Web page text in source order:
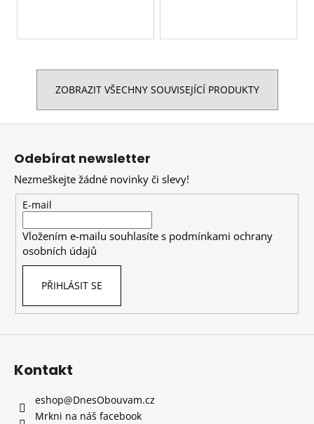
ZOBRAZIT VŠECHNY SOUVISEJÍCÍ PRODUKTY
Z
Odebírat newsletter
Nezmeškejte žádné novinky či slevy!
E-mail
Vložením e-mailu souhlasíte s podmínkami ochrany
osobních údajů
PŘIHLÁSIT SE
Kontakt
eshop@DnesObouvam.cz
Mrkni na náš facebook